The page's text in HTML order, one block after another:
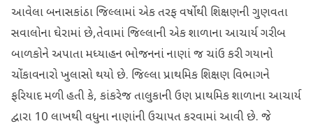
આવેલા બનાસકાંઠા જિલ્લામાં એક તરફ વર્ષોથી શિક્ષણની ગુણવતા
સવાલોના ઘેરામાં છે,તેવામાં જિલ્લાની એક શાળાના આચાર્ય ગરીબ
બાળકોને અપાતા મધ્યાહન ભોજનનાં નાણાં જ ચાંઉ કરી ગયાનો
ચોંકાવનારો ખુલાસો થયો છે. જિલ્લા પ્રાથમિક શિક્ષણ વિભાગને
ફરિયાદ મળી હતી કે, કાંકરેજ તાલુકાની ઉણ પ્રાથમિક શાળાના આચાર્ય
દ્વારા 10 લાખથી વધુના નાણાંની ઉચાપત કરવામાં આવી છે. જે